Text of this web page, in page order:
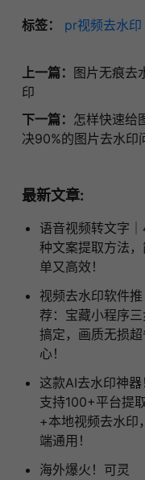
标签： pr视频去水印
上一篇： 图片无痕去
印
下一篇： 怎样快速给
决90%的图片去水印
最新文章:
语音视频转文字
种文案提取方法，
单又高效！
视频去水印软件推
荐：宝藏小程序三
搞定，画质无损超
心！
这款AI去水印神器
支持100+平台提
+本地视频去水印
端通用！
海外爆火！可灵